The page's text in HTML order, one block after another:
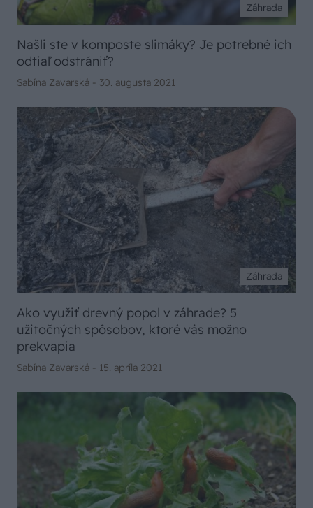
Záhrada
Našli ste v komposte slimáky? Je potrebné ich
odtiaľ odstrániť?
Sabína Zavarská - 30. augusta 2021
Záhrada
Ako využiť drevný popol v záhrade? 5
užitočných spôsobov, ktoré vás možno
prekvapia
Sabína Zavarská - 15. apríla 2021